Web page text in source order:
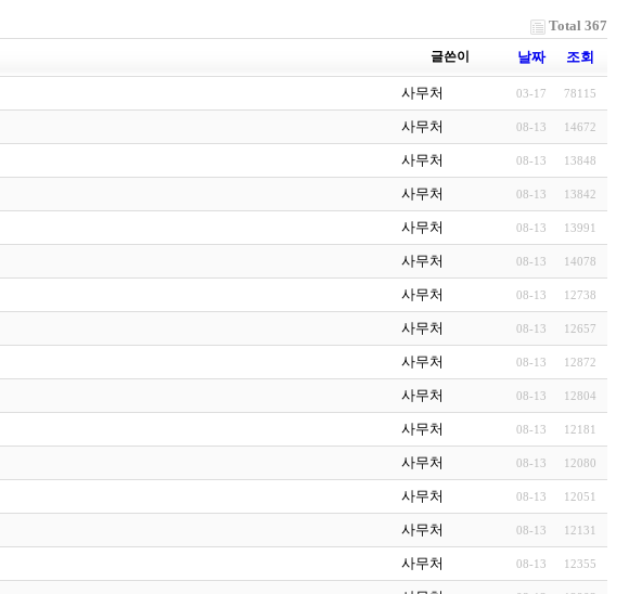
Total 367
글쓴이 날짜 조회
사무처 03-17 78115
사무처 08-13 14672
사무처 08-13 13848
사무처 08-13 13842
사무처 08-13 13991
사무처 08-13 14078
사무처 08-13 12738
사무처 08-13 12657
사무처 08-13 12872
사무처 08-13 12804
사무처 08-13 12181
사무처 08-13 12080
사무처 08-13 12051
사무처 08-13 12131
사무처 08-13 12355